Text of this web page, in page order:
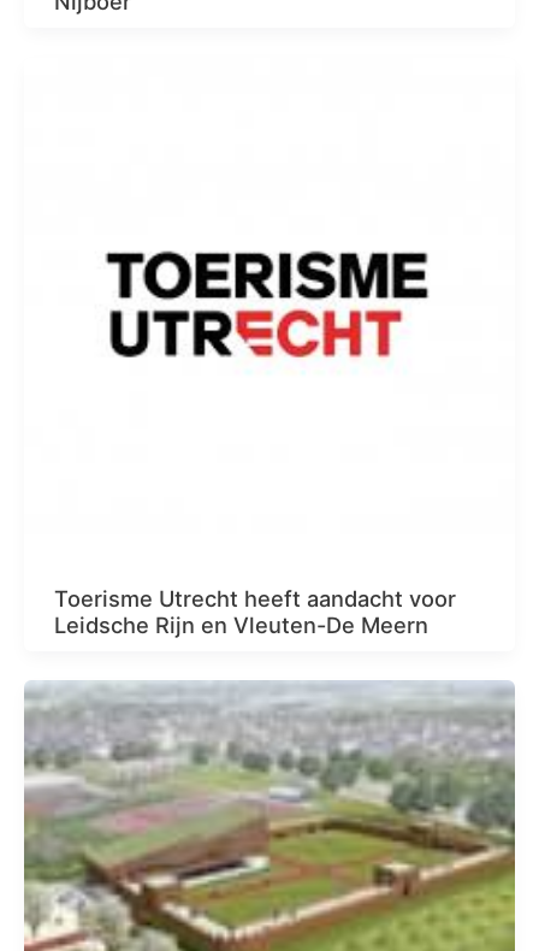
Toerisme Utrecht heeft aandacht voor
Leidsche Rijn en Vleuten-De Meern